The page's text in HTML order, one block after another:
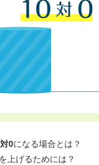
0になる場合とは？
上げるためには？